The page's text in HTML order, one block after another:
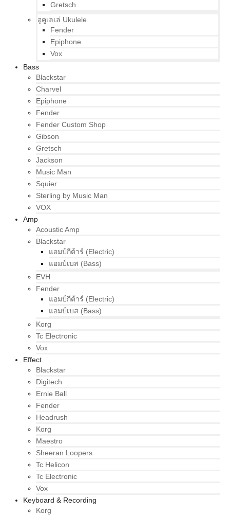
Gretsch
อูคูเลเล่ Ukulele
Fender
Epiphone
Vox
Bass
Blackstar
Charvel
Epiphone
Fender
Fender Custom Shop
Gibson
Gretsch
Jackson
Music Man
Squier
Sterling by Music Man
VOX
Amp
Acoustic Amp
Blackstar
แอมป์กีต้าร์ (Electric)
แอมป์เบส (Bass)
EVH
Fender
แอมป์กีต้าร์ (Electric)
แอมป์เบส (Bass)
Korg
Tc Electronic
Vox
Effect
Blackstar
Digitech
Ernie Ball
Fender
Headrush
Korg
Maestro
Sheeran Loopers
Tc Helicon
Tc Electronic
Vox
Keyboard & Recording
Korg